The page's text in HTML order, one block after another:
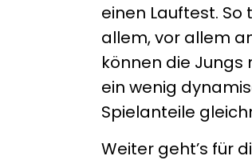
einen Lauftest. So
allem, vor allem
können die Jungs
ein wenig
Spielanteile
Weiter geht’s für